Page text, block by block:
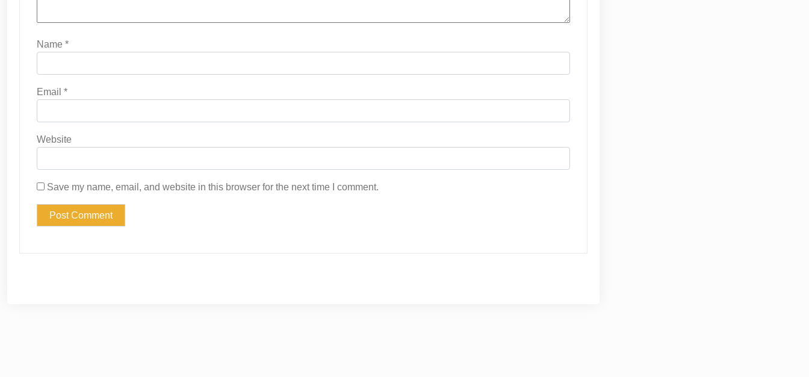
Name *
Email *
Website
Save my name, email, and website in this browser for the next time I comment.